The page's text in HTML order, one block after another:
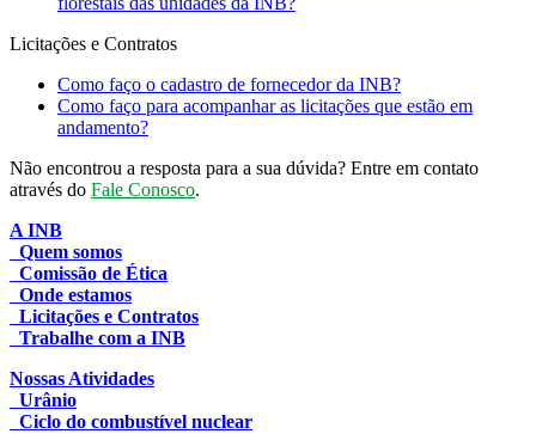
Licitações e Contratos
Como faço o cadastro de fornecedor da INB?
Como faço para acompanhar as licitações que estão em
andamento?
Não encontrou a resposta para a sua dúvida? Entre em contato
através do Fale Conosco.
A INB
Quem somos
Comissão de Ética
Onde estamos
Licitações e Contratos
Trabalhe com a INB
Nossas Atividades
Urânio
Ciclo do combustível nuclear